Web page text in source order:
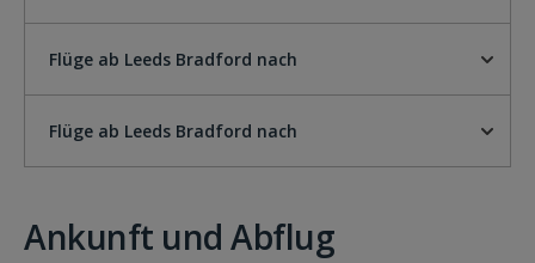
Flüge ab Leeds Bradford nach
Flüge ab Leeds Bradford nach
Ankunft und Abflug